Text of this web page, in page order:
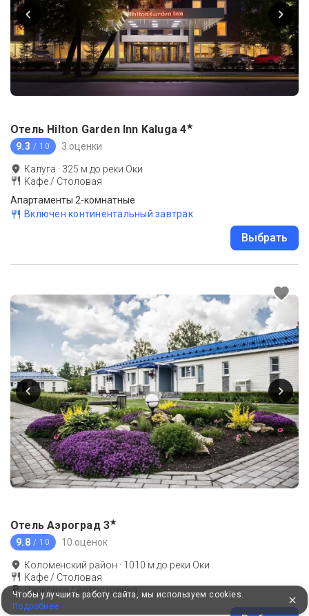
Отель Hilton Garden Inn Kaluga 4★
9.3 / 10 3 оценки
Калуга · 325 м до реки Оки
Кафе / Столовая
Апартаменты 2-комнатные
Включен континентальный завтрак
Выбрать
Отель Аэроград 3★
9.8 / 10 10 оценок
Коломенский район · 1010 м до реки Оки
Кафе / Столовая
Парковка / Автостоянка
Чтобы улучшить работу сайта, мы используем cookies.
Подробнее